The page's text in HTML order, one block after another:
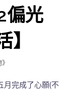
偏光
》
月完成了心願(不